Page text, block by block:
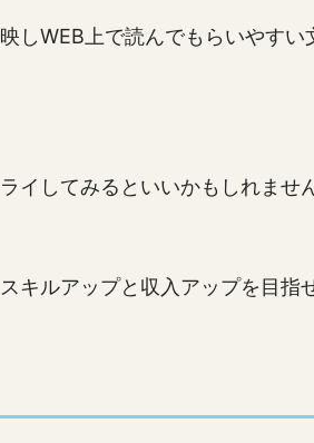
WEB上で読んでもらいやすい
イしてみるといいかもしれませ
ルアップと収入アップを目指